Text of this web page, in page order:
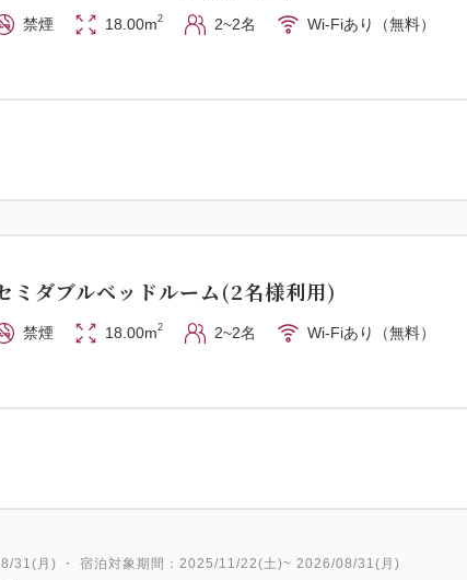
禁煙 18.00m2 2~2名 Wi-Fiあり（無料）
ミダブルベッドルーム(2名様利用)
禁煙 18.00m2 2~2名 Wi-Fiあり（無料）
31(月) ・ 宿泊対象期間：2025/11/22(土)~ 2026/08/31(月)